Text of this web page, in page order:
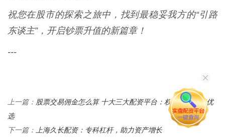
祝您在股市的探索之旅中，找到最稳妥我方的“引路
东谈主”，开启钞票升值的新篇章！
---
上一篇： 股票交易佣金怎么算 十大三大配资平台：权威榜单助您优
选
下一篇： 上海久长配资：专科杠杆，助力资产增长